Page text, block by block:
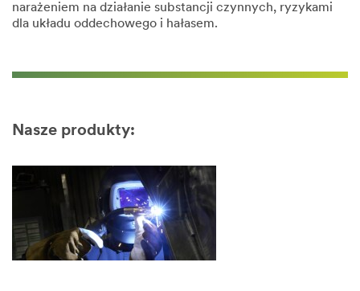
narażeniem na działanie substancji czynnych, ryzykami
dla układu oddechowego i hałasem.
Nasze produkty: